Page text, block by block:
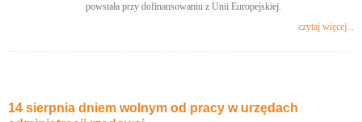
powstała przy dofinansowaniu z Unii Europejskiej.
czytaj więcej...
14 sierpnia dniem wolnym od pracy w urzędach